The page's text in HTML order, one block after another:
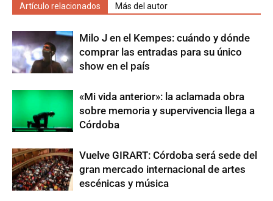
Artículo relacionados Más del autor
Milo J en el Kempes: cuándo y dónde
comprar las entradas para su único
show en el país
«Mi vida anterior»: la aclamada obra
sobre memoria y supervivencia llega a
Córdoba
Vuelve GIRART: Córdoba será sede del
gran mercado internacional de artes
escénicas y música